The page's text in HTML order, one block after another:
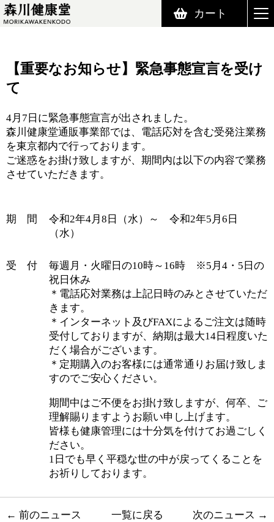
カート
【重要なお知らせ】緊急事態宣言を受け
て
4月7日に緊急事態宣言が出されました。
森川健康堂通販事業部では、電話応対を含む受発注業務
を東京都内で行っております。
ご迷惑をお掛け致しますが、期間内は以下の内容で業務
させていただきます。
期 間
令和2年4月8日（水）～ 令和2年5月6日
（水）
受 付
毎週月・火曜日の10時～16時 ※5月4・5日の
祝日休み
＊電話応対業務は上記日時のみとさせていただ
きます。
＊インターネット及びFAXによるご注文は随時
受付しておりますが、納期は最大14日程度いた
だく場合がございます。
＊定期購入のお客様には通常通りお届け致しま
すのでご安心ください。
期間中はご不便をお掛け致しますが、何卒、ご
理解賜りますようお願い申し上げます。
皆様も健康管理には十分気を付けてお過ごしく
ださい。
1日でも早く平穏な世の中が戻ってくることを
お祈りしております。
← 前のニュース 一覧に戻る 次のニュース →